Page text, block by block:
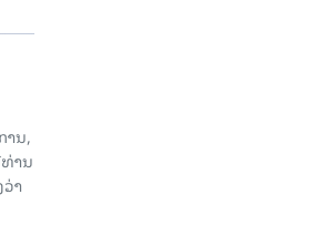
ານ,
ານ
າ